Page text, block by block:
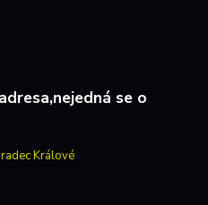
se o
Králové